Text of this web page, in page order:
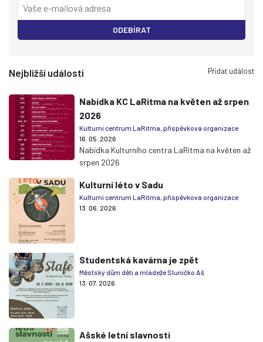
ODEBÍRAT
Nejbližší události Přidat událost
Nabídka KC LaRitma na květen až srpen
2026
Kulturní centrum LaRitma, příspěvková organizace
16. 05. 2026
Nabídka Kulturního centra LaRitma na květen až
srpen 2026
Kulturní léto v Sadu
Kulturní centrum LaRitma, příspěvková organizace
13. 06. 2026
Studentská kavárna je zpět
Městský dům dětí a mládeže Sluníčko Aš
13. 07. 2026
Ašské letní slavnosti